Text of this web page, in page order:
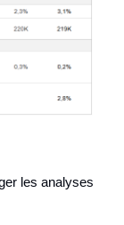
les analyses